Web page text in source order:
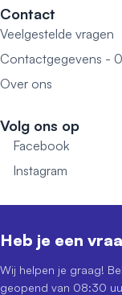
Contact
Veelgestelde vragen
Contactgegevens -
Over ons
Volg ons op
Facebook
Instagram
Heb je een
Wij helpen je graag!
geopend van 08:30